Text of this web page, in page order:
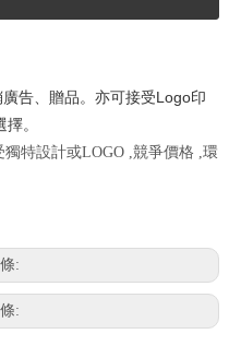
告、贈品。亦可接受Logo印
。
特設計或LOGO ,競爭價格 ,環
:
: